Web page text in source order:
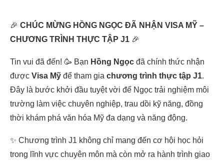
🎉 CHÚC MỪNG HỒNG NGỌC ĐÃ NHẬN VISA MỸ –
CHƯƠNG TRÌNH THỰC TẬP J1 🎉
Tin vui đã đến! 🥳 Bạn Hồng Ngọc đã chính thức nhận
được Visa Mỹ để tham gia chương trình thực tập J1.
Đây là bước khởi đầu tuyệt vời để Ngọc trải nghiệm môi
trường làm việc chuyên nghiệp, trau dồi kỹ năng, đồng
thời khám phá văn hóa Mỹ đa dạng và năng động.
✨ Chương trình J1 không chỉ mang đến cơ hội học hỏi
trong lĩnh vực chuyên môn mà còn mở ra hành trình giao